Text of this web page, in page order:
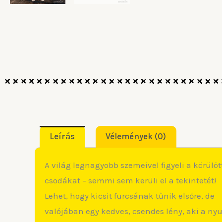
Leírás Vélemények (0)
A világ legnagyobb szemeivel figyeli a
csodákat – semmi sem kerüli el a tekintetét!
Lehet, hogy kicsit furcsának tűnik elsőre, de
valójában egy kedves, csendes lény, aki a